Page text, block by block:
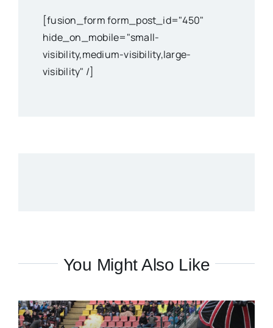
[fusion_form form_post_id="450"
hide_on_mobile="small-
visibility,medium-visibility,large-
visibility" /]
You Might Also Like